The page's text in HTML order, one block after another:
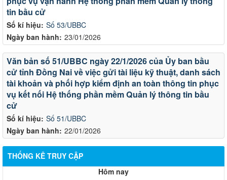
Số kí hiệu: Số 53/UBBC
Ngày ban hành: 23/01/2026
tin bầu cử
Số kí hiệu: Số 51/UBBC
Ngày ban hành: 22/01/2026
Văn bản số 51/UBBC ngày 22/1/2026 của Ủy ban bầu
cử tỉnh Đồng Nai về việc gửi tài liệu kỹ thuật, danh sách
tài khoản và phối hợp kiểm định an toàn thông tin phục
vụ kết nối Hệ thống phần mềm Quản lý thông tin bầu
cử
THỐNG KÊ TRUY CẬP
Hôm nay